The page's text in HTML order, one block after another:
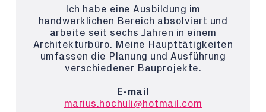
Ich habe eine Ausbildung im
handwerklichen Bereich absolviert und
arbeite seit sechs Jahren in einem
Architekturbüro. Meine Haupttätigkeiten
umfassen die Planung und Ausführung
verschiedener Bauprojekte.
E-mail
marius.hochuli@hotmail.com